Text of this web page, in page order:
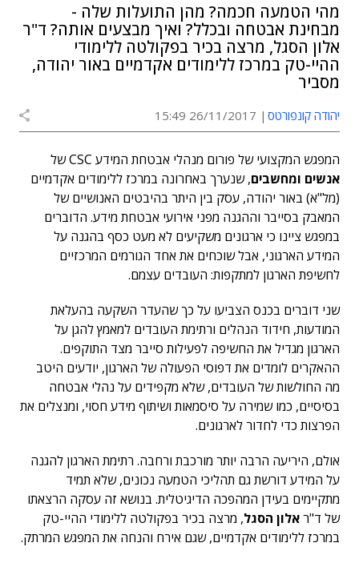
מהי הטמעה חכמה? מהן התועלות שלה -
מבחינת אבטחה ובכלל? ואיך מבצעים אותה? ד"ר
אלון הסגל, מרצה בכיר בפקולטה ללימודי
ההיי-טק במרכז ללימודים אקדמיים באור יהודה,
מסביר
יהודה קונפורטס 26/11/2017 15:49
המפגש המקצועי של פורום מנהלי אבטחת המידע CSC של
אנשים ומחשבים, שנערך באחרונה במרכז ללימודים אקדמיים
(מל"א) באור יהודה, עסק בין היתר בהיבטים האנושיים של
המאבק בסייבר וההגנה מפני אירועי אבטחת מידע. הדוברים
במפגש ציינו כי ארגונים משקיעים לא מעט כסף בהגנה על
המידע הארגוני, אבל שוכחים את אחד הגורמים המרכזיים
לחשיפת הארגון למתקפות: העובדים עצמם.
שני דוברים בכנס הצביעו על כך שהעדר השקעה בהעלאת
המודעות, חידוד הנהלים ורתימת העובדים למאמץ להגן על
הארגון מגדיל את החשיפה לפעילות סייבר מצד התוקפים.
ההאקרים לומדים את דפוסי הפעולה של הארגון, יודעים היטב
מה החולשות של העובדים, שלא מקפידים על נהלי אבטחה
בסיסיים, כמו שמירה על סיסמאות ושיתוף מידע חסוי, ומנצלים את
הפרצות כדי לחדור לארגונים.
אולם, היריעה הרבה יותר מורכבת ורחבה. רתימת הארגון להגנה
על המידע דורשת גם תהליכי הטמעה נכונים, שלא תמיד
מתקיימים בעידן המהפכה הדיגיטלית. בנושא זה עסקה הרצאתו
של ד"ראלון הסגל, מרצה בכיר בפקולטה ללימודי ההיי-טק
במרכז ללימודים אקדמיים, שגם אירח והנחה את המפגש המרתק.